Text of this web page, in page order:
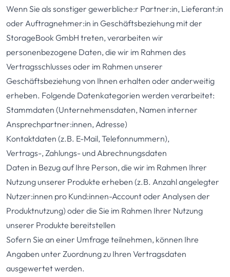
Wenn Sie als sonstiger gewerbliche:r Partner:in, Lieferant:in
oder Auftragnehmer:in in Geschäftsbeziehung mit der
StorageBook GmbH treten, verarbeiten wir
personenbezogene Daten, die wir im Rahmen des
Vertragsschlusses oder im Rahmen unserer
Geschäftsbeziehung von Ihnen erhalten oder anderweitig
erheben. Folgende Datenkategorien werden verarbeitet:
Stammdaten (Unternehmensdaten, Namen interner
Ansprechpartner:innen, Adresse)
Kontaktdaten (z.B. E-Mail, Telefonnummern),
Vertrags-, Zahlungs- und Abrechnungsdaten
Daten in Bezug auf Ihre Person, die wir im Rahmen Ihrer
Nutzung unserer Produkte erheben (z.B. Anzahl angelegter
Nutzer:innen pro Kund:innen-Account oder Analysen der
Produktnutzung) oder die Sie im Rahmen Ihrer Nutzung
unserer Produkte bereitstellen
Sofern Sie an einer Umfrage teilnehmen, können Ihre
Angaben unter Zuordnung zu Ihren Vertragsdaten
ausgewertet werden.